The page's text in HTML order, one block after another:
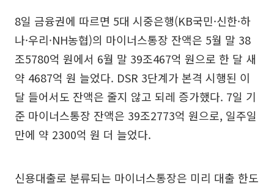
8일 금융권에 따르면 5대 시중은행(KB국민·신한·하
나·우리·NH농협)의 마이너스통장 잔액은 5월 말 38
조5780억 원에서 6월 말 39조467억 원으로 한 달 새
약 4687억 원 늘었다. DSR 3단계가 본격 시행된 이
달 들어서도 잔액은 줄지 않고 되레 증가했다. 7일 기
준 마이너스통장 잔액은 39조2773억 원으로, 일주일
만에 약 2300억 원 더 늘었다.
신용대출로 분류되는 마이너스통장은 미리 대출 한도